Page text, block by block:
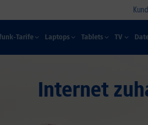
Tarife Laptops Tablets TV
Internet